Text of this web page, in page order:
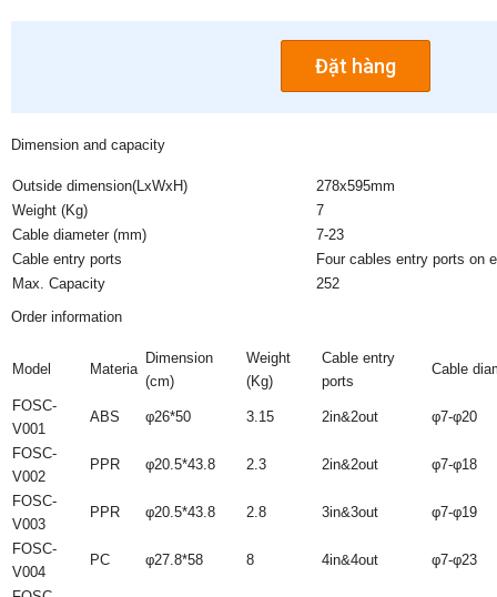
Đặt hàng
Dimension and capacity
Outside dimension(LxWxH)
278x595mm
Weight (Kg)
7
Cable diameter (mm)
7-23
Cable entry ports
Four cables entry ports on
Max. Capacity
252
Order information
Model Materia
Dimension
(cm)
Weight
(Kg)
Cable entry
ports
Cable
FOSC-
V001
ABS φ26*50 3.15 2in&2out φ7-φ20
FOSC-
V002
PPR φ20.5*43.8 2.3 2in&2out φ7-φ18
FOSC-
V003
PPR φ20.5*43.8 2.8 3in&3out φ7-φ19
FOSC-
V004
PC φ27.8*58 8 4in&4out φ7-φ23